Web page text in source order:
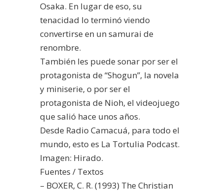
Osaka. En lugar de eso, su
tenacidad lo terminó viendo
convertirse en un samurai de
renombre.
También les puede sonar por ser el
protagonista de “Shogun”, la novela
y miniserie, o por ser el
protagonista de Nioh, el videojuego
que salió hace unos años.
Desde Radio Camacuá, para todo el
mundo, esto es La Tortulia Podcast.
Imagen: Hirado.
Fuentes / Textos
– BOXER, C. R. (1993) The Christian